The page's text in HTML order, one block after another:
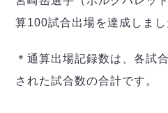
警告・退場・出場停止選手
個人ランキング｜シュート
個人ランキング｜シュート成功
個人ランキング｜第2PK
バサジィ大分
ヴォスクオーレ仙台
クラブライセンス関連
ディビジョン1 試合記録
ディビジョン2 試合記録
リーグ統計データ
ABeam AWARD
DIVISION01
算100試合出場を達成しまし
＊通算出場記録数は、各試
された試合数の合計です。